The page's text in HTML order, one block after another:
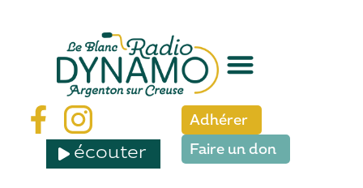
écouter
Adhérer
Faire un don